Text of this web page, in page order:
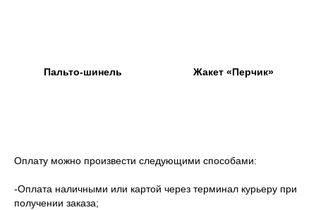
Пальто-шинель Жакет «Перчик»
Оплату можно произвести следующими способами:
-Оплата наличными или картой через терминал курьеру при
получении заказа;